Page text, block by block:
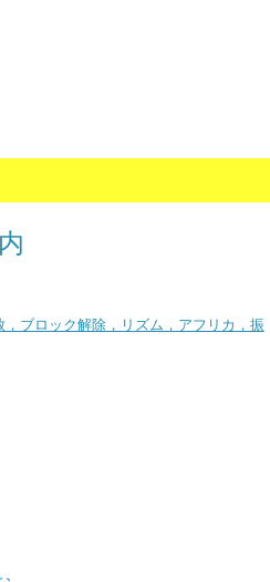
ブロック解除，リズム，アフリカ，振